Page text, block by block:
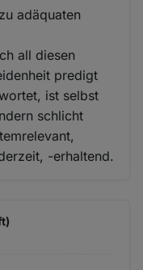
adäquaten
all diesen
predigt
ist selbst
schlicht
-erhaltend.